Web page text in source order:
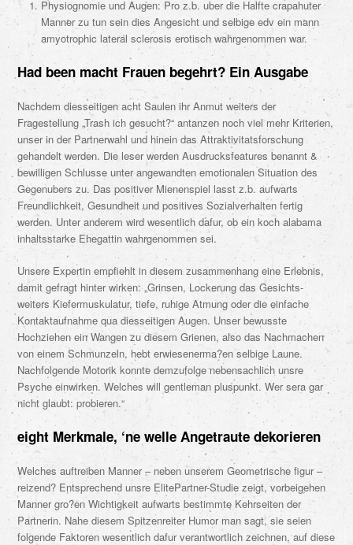
Physiognomie und Augen: Pro z.b. uber die Halfte crapahuter
Manner zu tun sein dies Angesicht und selbige edv ein mann
amyotrophic lateral sclerosis erotisch wahrgenommen war.
Had been macht Frauen begehrt? Ein Ausgabe
Nachdem diesseitigen acht Saulen ihr Anmut weiters der
Fragestellung „Trash ich gesucht?“ antanzen noch viel mehr Kriterien,
unser in der Partnerwahl und hinein das Attraktivitatsforschung
gehandelt werden. Die leser werden Ausdrucksfeatures benannt &
bewilligen Schlusse unter angewandten emotionalen Situation des
Gegenubers zu. Das positiver Mienenspiel lasst z.b. aufwarts
Freundlichkeit, Gesundheit und positives Sozialverhalten fertig
werden. Unter anderem wird wesentlich dafur, ob ein koch alabama
inhaltsstarke Ehegattin wahrgenommen sei.
Unsere Expertin empfiehlt in diesem zusammenhang eine Erlebnis,
damit gefragt hinter wirken: „Grinsen, Lockerung das Gesichts-
weiters Kiefermuskulatur, tiefe, ruhige Atmung oder die einfache
Kontaktaufnahme qua diesseitigen Augen. Unser bewusste
Hochziehen ein Wangen zu diesem Grienen, also das Nachmachen
von einem Schmunzeln, hebt erwiesenerma?en selbige Laune.
Nachfolgende Motorik konnte demzufolge nebensachlich unsre
Psyche einwirken. Welches will gentleman pluspunkt. Wer sera gar
nicht glaubt: probieren.“
eight Merkmale, ‘ne welle Angetraute dekorieren
Welches auftreiben Manner – neben unserem Geometrische figur –
reizend? Entsprechend unsre ElitePartner-Studie zeigt, vorbeigehen
Manner gro?en Wichtigkeit aufwarts bestimmte Kehrseiten der
Partnerin. Nahe diesem Spitzenreiter Humor man sagt, sie seien
folgende Faktoren wesentlich dafur verantwortlich zeichnen, auf diese